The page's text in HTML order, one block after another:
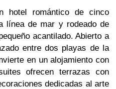
romántico de cinco
línea de mar y rodeado de
acantilado. Abierto a
entre dos playas de la
en un alojamiento con
ofrecen terrazas con
dedicadas al arte